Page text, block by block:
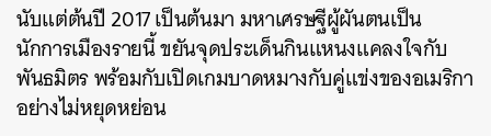
นับแต่ต้นปี 2017 เป็นต้นมา มหาเศรษฐีผู้ผันตนเป็น
นักการเมืองรายนี้ ขยันจุดประเด็นกินแหนงแคลงใจกับ
พันธมิตร พร้อมกับเปิดเกมบาดหมางกับคู่แข่งของอเมริกา
อย่างไม่หยุดหย่อน